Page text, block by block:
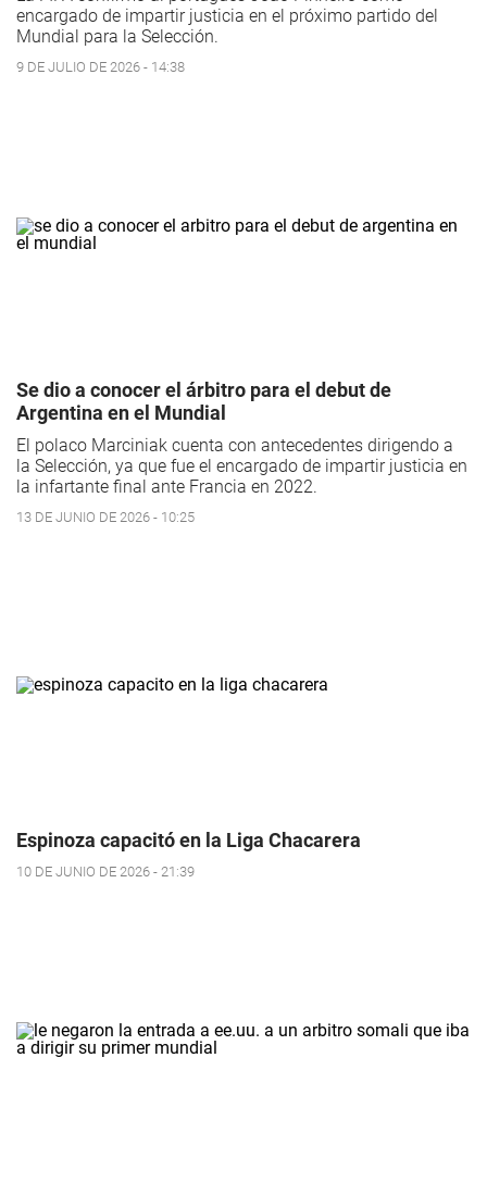
encargado de impartir justicia en el próximo partido del
Mundial para la Selección.
9 DE JULIO DE 2026 - 14:38
Se dio a conocer el árbitro para el debut de
Argentina en el Mundial
El polaco Marciniak cuenta con antecedentes dirigendo a
la Selección, ya que fue el encargado de impartir justicia en
la infartante final ante Francia en 2022.
13 DE JUNIO DE 2026 - 10:25
Espinoza capacitó en la Liga Chacarera
10 DE JUNIO DE 2026 - 21:39